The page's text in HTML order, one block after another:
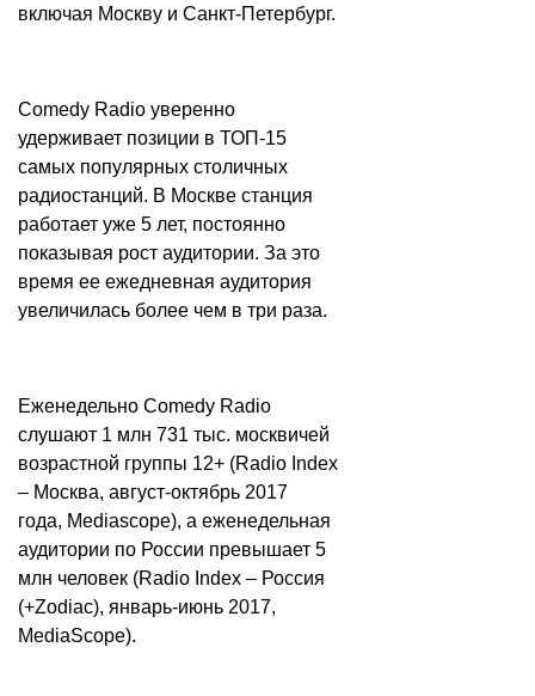
включая Москву и Санкт-Петербург.
Comedy Radio уверенно
удерживает позиции в ТОП-15
самых популярных столичных
радиостанций. В Москве станция
работает уже 5 лет, постоянно
показывая рост аудитории. За это
время ее ежедневная аудитория
увеличилась более чем в три раза.
Еженедельно Comedy Radio
слушают 1 млн 731 тыс. москвичей
возрастной группы 12+ (Radio Index
– Москва, август-октябрь 2017
года, Mediascope), а еженедельная
аудитории по России превышает 5
млн человек (Radio Index – Россия
(+Zodiac), январь-июнь 2017,
MediaScope).